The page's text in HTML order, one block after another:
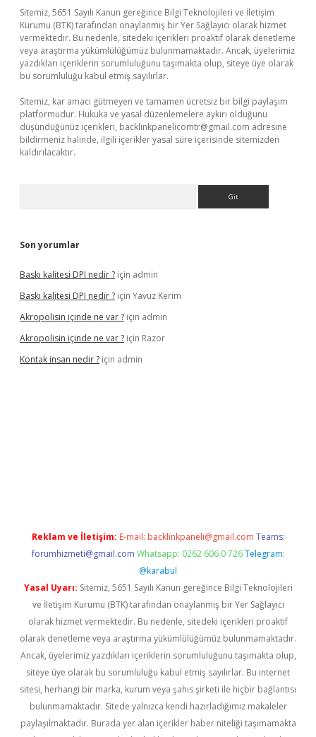
Sitemiz, 5651 Sayılı Kanun gereğince Bilgi Teknolojileri ve İletişim
Kurumu (BTK) tarafından onaylanmış bir Yer Sağlayıcı olarak hizmet
vermektedir. Bu nedenle, sitedeki içerikleri proaktif olarak denetleme
veya araştırma yükümlülüğümüz bulunmamaktadır. Ancak, üyelerimiz
yazdıkları içeriklerin sorumluluğunu taşımakta olup, siteye üye olarak
bu sorumluluğu kabul etmiş sayılırlar.
Sitemiz, kar amacı gütmeyen ve tamamen ücretsiz bir bilgi paylaşım
platformudur. Hukuka ve yasal düzenlemelere aykırı olduğunu
düşündüğünüz içerikleri, backlinkpanelicomtr@gmail.com adresine
bildirmeniz halinde, ilgili içerikler yasal süre içerisinde sitemizden
kaldırılacaktır.
Son yorumlar
Baskı kalitesi DPI nedir ? için admin
Baskı kalitesi DPI nedir ? için Yavuz Kerim
Akropolisin içinde ne var ? için admin
Akropolisin içinde ne var ? için Razor
Kontak insan nedir ? için admin
Reklam ve İletişim: E-mail: backlinkpaneli@gmail.com Teams:
forumhizmeti@gmail.com Whatsapp: 0262 606 0 726 Telegram:
@karabul
Yasal Uyarı: Sitemiz, 5651 Sayılı Kanun gereğince Bilgi Teknolojileri
ve İletişim Kurumu (BTK) tarafından onaylanmış bir Yer Sağlayıcı
olarak hizmet vermektedir. Bu nedenle, sitedeki içerikleri proaktif
olarak denetleme veya araştırma yükümlülüğümüz bulunmamaktadır.
Ancak, üyelerimiz yazdıkları içeriklerin sorumluluğunu taşımakta olup,
siteye üye olarak bu sorumluluğu kabul etmiş sayılırlar. Bu internet
sitesi, herhangi bir marka, kurum veya şahıs şirketi ile hiçbir bağlantısı
bulunmamaktadır. Sitede yalnızca kendi hazırladığımız makaleler
paylaşılmaktadır. Burada yer alan içerikler haber niteliği taşımamakta